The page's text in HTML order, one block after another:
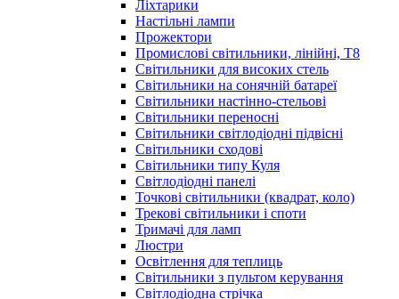
Ліхтарики
Настільні лампи
Прожектори
Промислові світильники, лінійні, Т8
Світильники для високих стель
Світильники на сонячній батареї
Світильники настінно-стельові
Світильники переносні
Світильники світлодіодні підвісні
Світильники сходові
Світильники типу Куля
Світлодіодні панелі
Точкові світильники (квадрат, коло)
Трекові світильники і споти
Тримачі для ламп
Люстри
Освітлення для теплиць
Світильники з пультом керування
Світлодіодна стрічка